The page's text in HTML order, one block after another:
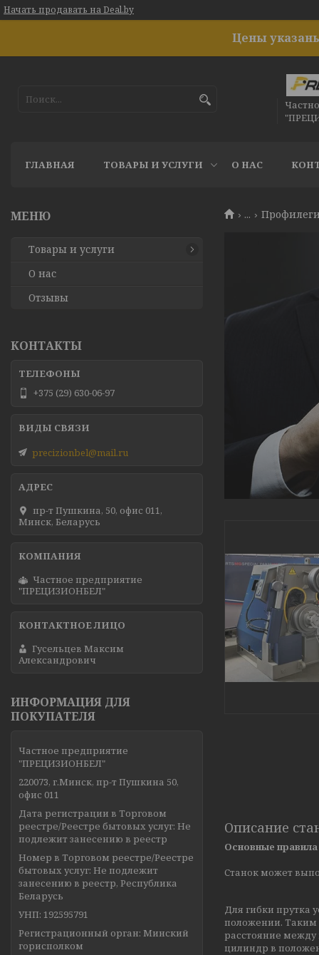
Начать продавать на Deal.by
Цены
ГЛАВНАЯ ТОВАРЫ И УСЛУГИ О НАС
...
Описание
Основные правила
Станок может
Для гибки прутка
положении. Таким
расстояние
цилиндр в
Товары и услуги
О нас
Отзывы
КОНТАКТЫ
+375 (29) 630-06-97
precizionbel@mail.ru
пр-т Пушкина, 50, офис 011,
Минск, Беларусь
Частное предприятие
"ПРЕЦИЗИОНБЕЛ"
Гусельцев Максим
Александрович
ИНФОРМАЦИЯ ДЛЯ
ПОКУПАТЕЛЯ
Частное предприятие
"ПРЕЦИЗИОНБЕЛ"
220073, г.Минск, пр-т Пушкина 50,
офис 011
Дата регистрации в Торговом
реестре/Реестре бытовых услуг: Не
подлежит занесению в реестр
Номер в Торговом реестре/Реестре
бытовых услуг: Не подлежит
занесению в реестр, Республика
Беларусь
УНП: 192595791
Регистрационный орган: Минский
горисполком